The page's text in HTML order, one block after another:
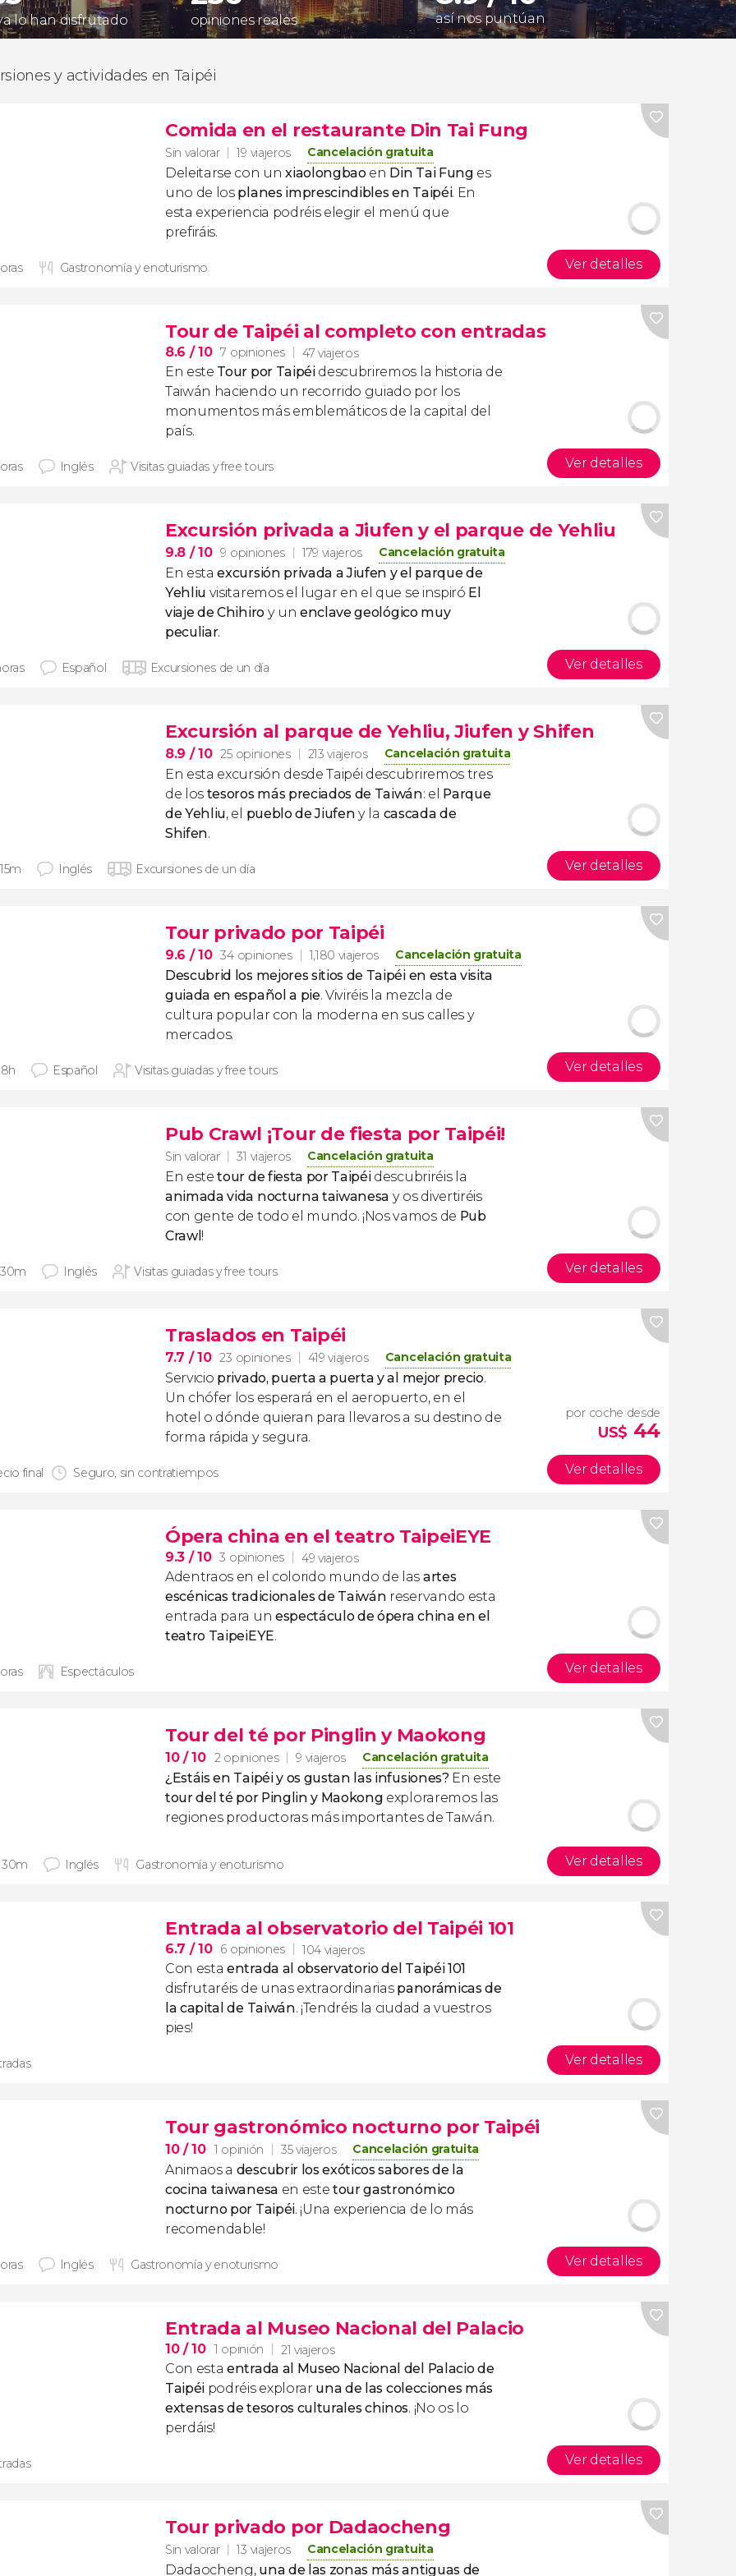
lo han disfrutado opiniones reales así nos puntúan
y actividades en Taipéi
Comida en el restaurante Din Tai Fung
Sin valorar 19 viajeros Cancelación gratuita
Deleitarse con unxiaolongbaoen Din Tai Fung es
uno de los planes imprescindibles en Taipéi. En
esta experiencia podréis elegir el menú que
prefiráis.
Gastronomía y enoturismo Ver detalles
Tour de Taipéi al completo con entradas
8.6 / 10 7 opiniones 47 viajeros
En este Tour por Taipéi descubriremos la historia de
Taiwán haciendo un recorrido guiado por los
monumentos más emblemáticos de la capital del
país.
Inglés Visitas guiadas y free tours Ver detalles
Excursión privada a Jiufen y el parque de Yehliu
9.8 / 10 9 opiniones 179 viajeros Cancelación gratuita
En estaexcursión privada a Jiufen y el parque de
Yehliu visitaremos el lugar en el que se inspiró El
viaje de Chihiro y un enclave geológico muy
peculiar.
Español Excursiones de un día Ver detalles
Excursión al parque de Yehliu, Jiufen y Shifen
8.9 / 10 25 opiniones 213 viajeros Cancelación gratuita
En esta excursión desde Taipéi descubriremos tres
de los tesoros más preciados de Taiwán: el Parque
de Yehliu, el pueblo de Jiufen y la cascada de
Shifen.
Inglés Excursiones de un día Ver detalles
Tour privado por Taipéi
9.6 / 10 34 opiniones 1,180 viajeros Cancelación gratuita
Descubrid los mejores sitios de Taipéi en esta visita
guiada en español a pie. Viviréis la mezcla de
cultura popular con la moderna en sus calles y
mercados.
Español Visitas guiadas y free tours Ver detalles
Pub Crawl ¡Tour de fiesta por Taipéi!
Sin valorar 31 viajeros Cancelación gratuita
En estetour de fiesta por Taipéidescubriréis la
animada vida nocturna taiwanesa y os divertiréis
con gente de todo el mundo. ¡Nos vamos de Pub
Crawl !
Inglés Visitas guiadas y free tours Ver detalles
Traslados en Taipéi
7.7 / 10 23 opiniones 419 viajeros Cancelación gratuita
Servicio privado, puerta a puerta y al mejor precio.
Un chófer los esperará en el aeropuerto, en el
hotel o dónde quieran para llevaros a su destino de
forma rápida y segura.
final Seguro, sin contratiempos
por coche desde
US$ 44
Ver detalles
Ópera china en el teatro TaipeiEYE
9.3 / 10 3 opiniones 49 viajeros
Adentraos en el colorido mundo de las artes
escénicas tradicionales de Taiwán reservando esta
entrada para un espectáculo de ópera china en el
teatro TaipeiEYE.
Espectáculos Ver detalles
Tour del té por Pinglin y Maokong
10/ 10 2 opiniones 9 viajeros Cancelación gratuita
¿Estáis en Taipéi y os gustan las infusiones? En este
tour del té por Pinglin y Maokong exploraremos las
regiones productoras más importantes de Taiwán.
Inglés Gastronomía y enoturismo Ver detalles
Entrada al observatorio del Taipéi 101
6.7 / 10 6 opiniones 104 viajeros
Con estaentrada al observatorio del Taipéi 101
disfrutaréis de unas extraordinarias panorámicas de
la capital de Taiwán. ¡Tendréis la ciudad a vuestros
pies!
Ver detalles
Tour gastronómico nocturno por Taipéi
10/ 10 1 opinión 35 viajeros Cancelación gratuita
Animaos a descubrir los exóticos sabores de la
cocina taiwanesa en estetour gastronómico
nocturno por Taipéi. ¡Una experiencia de lo más
recomendable!
Inglés Gastronomía y enoturismo Ver detalles
Entrada al Museo Nacional del Palacio
10/ 10 1 opinión 21 viajeros
Con estaentrada al Museo Nacional del Palacio de
Taipéi podréis explorar una de las colecciones más
extensas de tesoros culturales chinos. ¡No os lo
perdáis!
Ver detalles
Tour privado por Dadaocheng
Sin valorar 13 viajeros Cancelación gratuita
Dadaocheng, una de las zonas más antiguas de